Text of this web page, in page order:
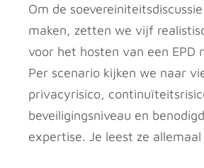
Om de
maken, zetten we vijf
voor het hosten van een EPD
Per scenario kijken we naar
privacyrisico,
beveiligingsniveau en
expertise. Je leest ze